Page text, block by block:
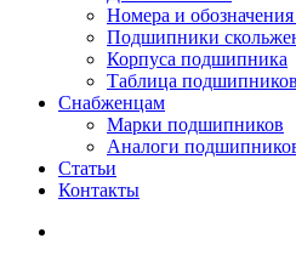
Номера и
Подшипники
Корпуса подшипника
Таблица
Снабженцам
Марки подшипников
Аналоги
Статьи
Контакты